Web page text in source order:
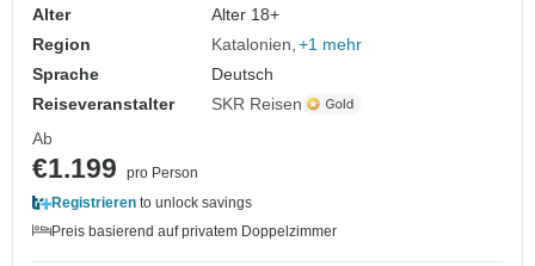
Alter
Alter 18+
Region
Katalonien +1 mehr
Sprache
Deutsch
Reiseveranstalter
SKR Reisen
Ab
€1.199
pro Person
Registrieren to unlock savings
Preis basierend auf privatem Doppelzimmer